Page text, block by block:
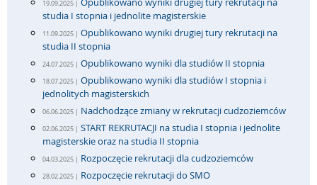
19.09.2025 |
studia I stopnia i jednolite magisterskie
11.09.2025 | Opublikowano wyniki drugiej tury rekrutacji na
studia II stopnia
24.07.2025 | Opublikowano wyniki dla studiów II stopnia
18.07.2025 | Opublikowano wyniki dla studiów I stopnia i
jednolitych magisterskich
06.06.2025 | Nadchodzące zmiany w rekrutacji cudzoziemców
02.06.2025 | START REKRUTACJI na studia I stopnia i jednolite
magisterskie oraz na studia II stopnia
04.03.2025 | Rozpoczęcie rekrutacji dla cudzoziemców
28.02.2025 | Rozpoczęcie rekrutacji do SMO